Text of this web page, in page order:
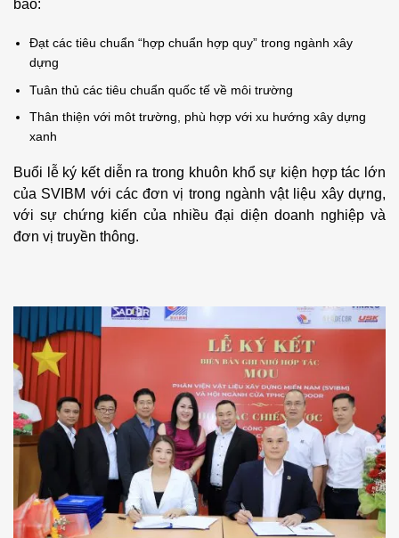
bảo:
Đạt các tiêu chuẩn “hợp chuẩn hợp quy” trong ngành xây
dựng
Tuân thủ các tiêu chuẩn quốc tế về môi trường
Thân thiện với môt trường, phù hợp với xu hướng xây dựng
xanh
Buổi lễ ký kết diễn ra trong khuôn khổ sự kiện hợp tác lớn
của SVIBM với các đơn vị trong ngành vật liệu xây dựng,
với sự chứng kiến của nhiều đại diện doanh nghiệp và
đơn vị truyền thông.